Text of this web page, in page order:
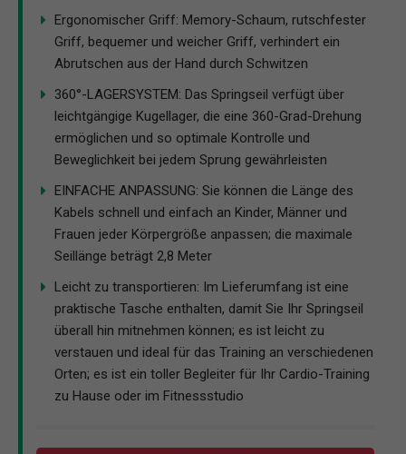
Ergonomischer Griff: Memory-Schaum, rutschfester
Griff, bequemer und weicher Griff, verhindert ein
Abrutschen aus der Hand durch Schwitzen
360°-LAGERSYSTEM: Das Springseil verfügt über
leichtgängige Kugellager, die eine 360-Grad-Drehung
ermöglichen und so optimale Kontrolle und
Beweglichkeit bei jedem Sprung gewährleisten
EINFACHE ANPASSUNG: Sie können die Länge des
Kabels schnell und einfach an Kinder, Männer und
Frauen jeder Körpergröße anpassen; die maximale
Seillänge beträgt 2,8 Meter
Leicht zu transportieren: Im Lieferumfang ist eine
praktische Tasche enthalten, damit Sie Ihr Springseil
überall hin mitnehmen können; es ist leicht zu
verstauen und ideal für das Training an verschiedenen
Orten; es ist ein toller Begleiter für Ihr Cardio-Training
zu Hause oder im Fitnessstudio